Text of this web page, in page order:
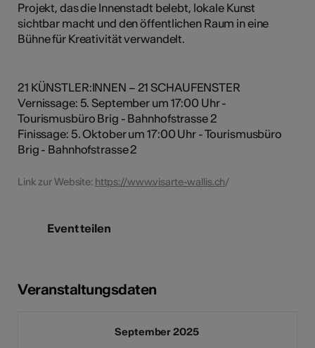
Projekt, das die Innenstadt belebt, lokale Kunst
sichtbar macht und den öffentlichen Raum in eine
Bühne für Kreativität verwandelt.
21 KÜNSTLER:INNEN – 21 SCHAUFENSTER
Vernissage: 5. September um 17:00 Uhr -
Tourismusbüro Brig - Bahnhofstrasse 2
Finissage: 5. Oktober um 17:00 Uhr - Tourismusbüro
Brig - Bahnhofstrasse 2
Link zur Website: https://www.visarte-wallis.ch/
Event teilen
Veranstaltungsdaten
September 2025